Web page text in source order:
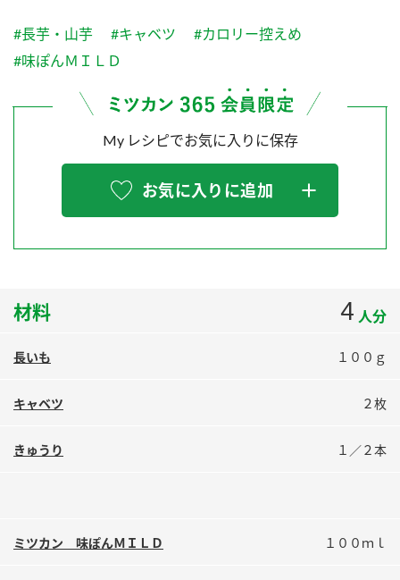
ふりかけ おすしの素
炊き込みご飯の素 米飯用調味液
Fibee
納豆のサイト
三ツ判山吹
スペシャルサイト
お酢を知ろう！
すしラボ
納豆の豆知識
ロングセラー商品 ＋ おすすめレシピ
MIM（ミツカンミュージアム）
お客様相談センター
お客様の声をいかしました
販売終了製品のご案内
よくあるご質問
#長芋・山芋 #キャベツ
#カロリー控えめ
#味ぽんＭＩＬＤ
My レシピでお気に入りに保存
お気に入りに追加
材料 4 人分
長いも １００ｇ
キャベツ ２枚
きゅうり １／２本
ミツカン 味ぽんＭＩＬＤ １００ｍｌ